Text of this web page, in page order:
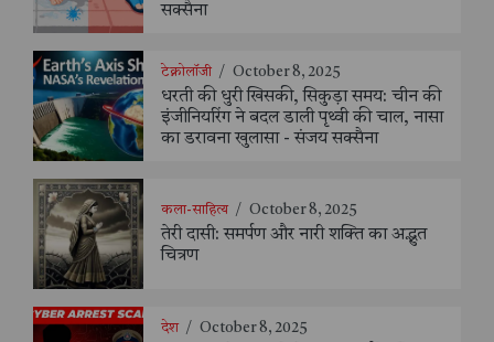
सक्सैना
टेक्नोलॉजी / October 8, 2025
धरती की धुरी खिसकी, सिकुड़ा समय: चीन की
इंजीनियरिंग ने बदल डाली पृथ्वी की चाल, नासा
का डरावना खुलासा - संजय सक्सैना
कला-साहित्य / October 8, 2025
तेरी दासी: समर्पण और नारी शक्ति का अद्भुत
चित्रण
देश / October 8, 2025